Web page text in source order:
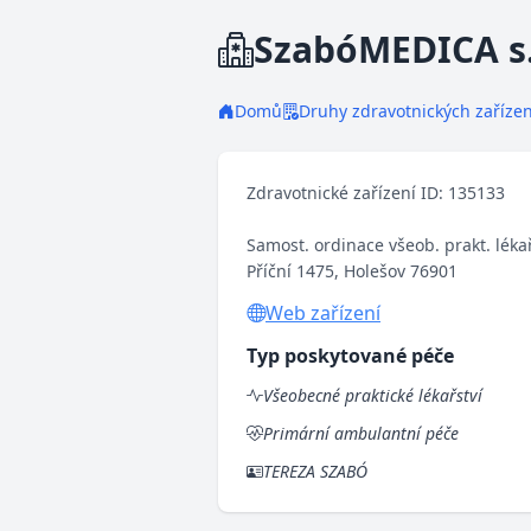
SzabóMEDICA
Domů Druhy zdravotnických
Zdravotnické zařízení ID: 135133
Samost. ordinace všeob. prakt.
Příční 1475, Holešov 76901
Web zařízení
Typ poskytované péče
Všeobecné praktické lékařství
Primární ambulantní péče
TEREZA SZABÓ